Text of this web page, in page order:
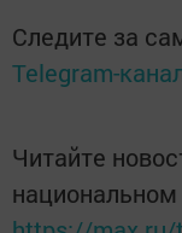
Следите за
Telegram-
Читайте